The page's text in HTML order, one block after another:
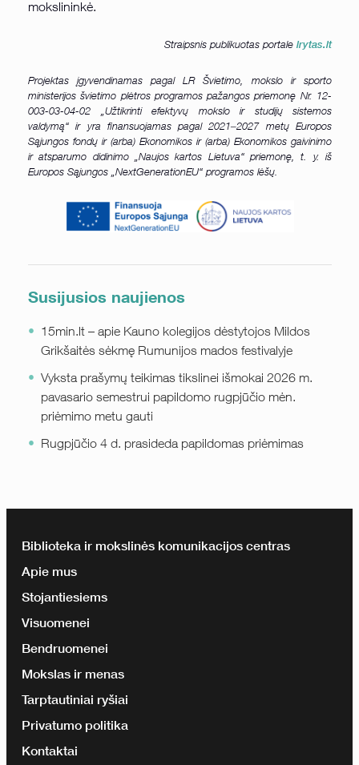
mokslininkė.
Straipsnis publikuotas portale lrytas.lt
Projektas įgyvendinamas pagal LR Švietimo, mokslo ir sporto
ministerijos švietimo plėtros programos pažangos priemonę Nr. 12-
003-03-04-02 „Užtikrinti efektyvų mokslo ir studijų sistemos
valdymą“ ir yra finansuojamas pagal 2021‒2027 metų Europos
Sąjungos fondų ir (arba) Ekonomikos ir (arba) Ekonomikos gaivinimo
ir atsparumo didinimo „Naujos kartos Lietuva“ priemonę, t. y. iš
Europos Sąjungos „NextGenerationEU“ programos lėšų.
Susijusios naujienos
15min.lt – apie Kauno kolegijos dėstytojos Mildos
Grikšaitės sėkmę Rumunijos mados festivalyje
Vyksta prašymų teikimas tikslinei išmokai 2026 m.
pavasario semestrui papildomo rugpjūčio mėn.
priėmimo metu gauti
Rugpjūčio 4 d. prasideda papildomas priėmimas
Biblioteka ir mokslinės komunikacijos centras
Apie mus
Stojantiesiems
Visuomenei
Bendruomenei
Mokslas ir menas
Tarptautiniai ryšiai
Privatumo politika
Kontaktai